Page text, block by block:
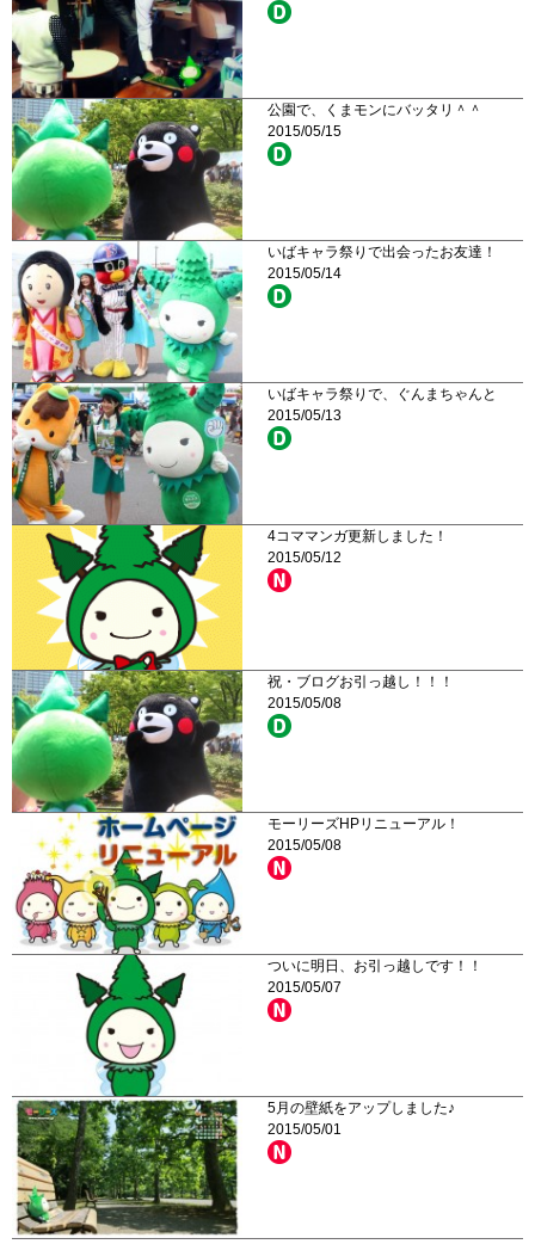
公園で、くまモンにバッタリ＾＾
2015/05/15
いばキャラ祭りで出会ったお友達！
2015/05/14
いばキャラ祭りで、ぐんまちゃんと
2015/05/13
4コママンガ更新しました！
2015/05/12
祝・ブログお引っ越し！！！
2015/05/08
モーリーズHPリニューアル！
2015/05/08
ついに明日、お引っ越しです！！
2015/05/07
5月の壁紙をアップしました♪
2015/05/01